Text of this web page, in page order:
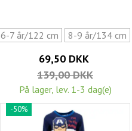
6-7 år/122 cm 8-9 år/134 cm
69,50 DKK
139,00 DKK
På lager, lev. 1-3 dag(e)
-50%